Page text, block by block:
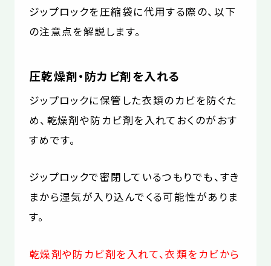
ジップロックを圧縮袋に代用する際の、以下
の注意点を解説します。
圧乾燥剤・防カビ剤を入れる
ジップロックに保管した衣類のカビを防ぐた
め、乾燥剤や防カビ剤を入れておくのがおす
すめです。
ジップロックで密閉しているつもりでも、すき
まから湿気が入り込んでくる可能性がありま
す。
乾燥剤や防カビ剤を入れて、衣類をカビから